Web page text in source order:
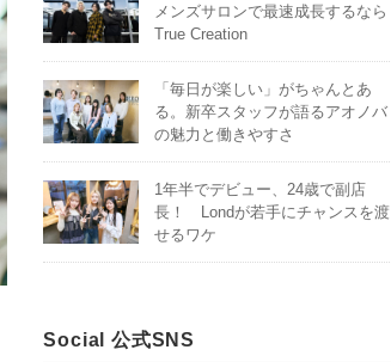
メンズサロンで最速成長するなら
True Creation
「毎日が楽しい」がちゃんとあ
る。新卒スタッフが語るアオノバ
の魅力と働きやすさ
1年半でデビュー、24歳で副店
長！ Londが若手にチャンスを渡
せるワケ
Social 公式SNS